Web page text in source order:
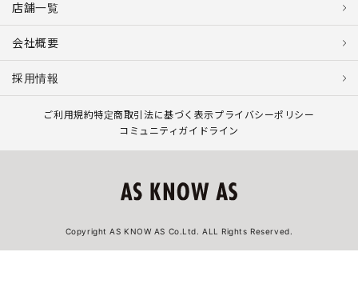
店舗一覧
会社概要
採用情報
ご利用規約特定商取引法に基づく表示プライバシーポリシー
コミュニティガイドライン
Copyright AS KNOW AS Co.Ltd. ALL Rights Reserved.